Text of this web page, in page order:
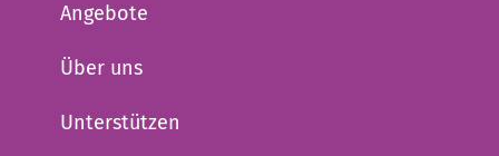
Angebote
Über uns
Unterstützen